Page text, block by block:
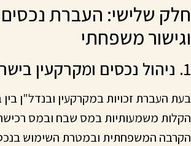
חלק שלישי: העברת נכסים
וגישור משפחתי
1. ניהול נכסים ומקרקעין בישראל ובחו"ל
בעת העברת זכויות במקרקעין ובנדל"ן
הקלות משמעותיות במס שבח ובמס
הקרבה המשפחתית ובמטרת השימוש